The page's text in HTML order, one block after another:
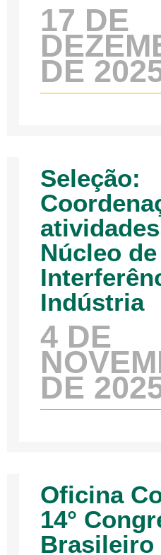
17 DE
DE
Seleção:
Núcleo de
Indústria
4 DE
DE
Oficina
14°
Brasileiro